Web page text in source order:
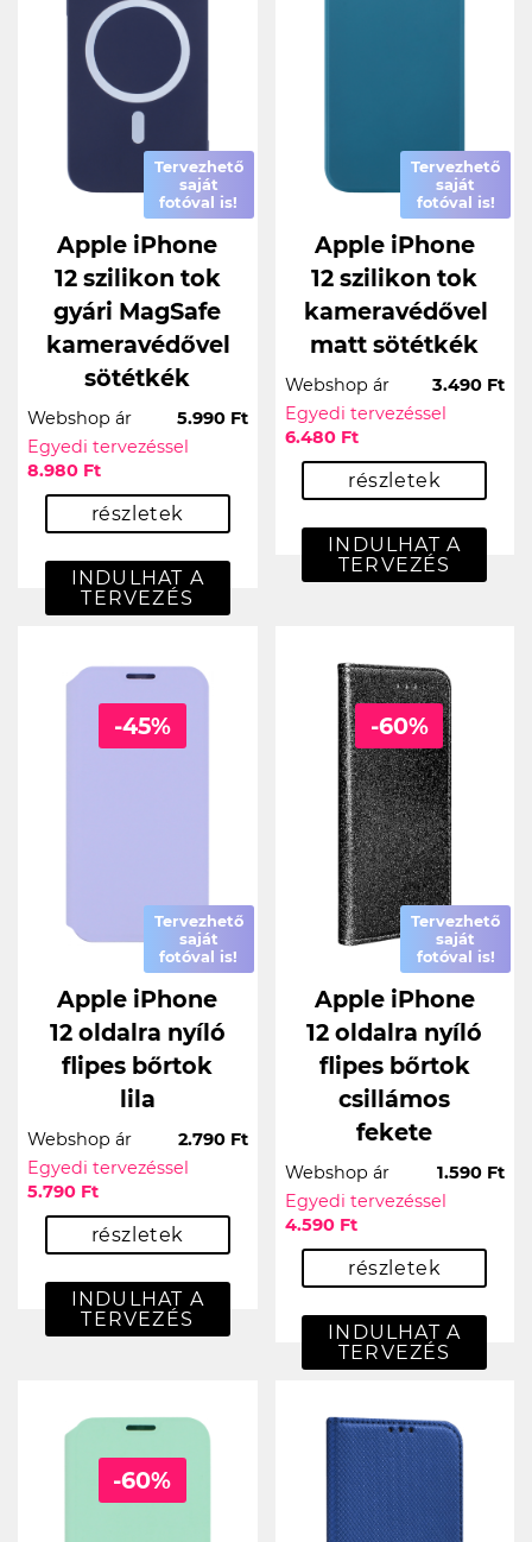
Tervezhető
saját
fotóval is!
Apple iPhone
12 szilikon tok
gyári MagSafe
kameravédővel
sötétkék
Webshop ár
5.990 Ft
Egyedi tervezéssel
8.980 Ft
részletek
INDULHAT A
TERVEZÉS
Tervezhető
saját
fotóval is!
Apple iPhone
12 szilikon tok
kameravédővel
matt sötétkék
Webshop ár
3.490 Ft
Egyedi tervezéssel
6.480 Ft
részletek
INDULHAT A
TERVEZÉS
-45%
Tervezhető
saját
fotóval is!
Apple iPhone
12 oldalra nyíló
flipes bőrtok
lila
Webshop ár
2.790 Ft
Egyedi tervezéssel
5.790 Ft
részletek
INDULHAT A
TERVEZÉS
-60%
Tervezhető
saját
fotóval is!
Apple iPhone
12 oldalra nyíló
flipes bőrtok
csillámos
fekete
Webshop ár
1.590 Ft
Egyedi tervezéssel
4.590 Ft
részletek
INDULHAT A
TERVEZÉS
-60%